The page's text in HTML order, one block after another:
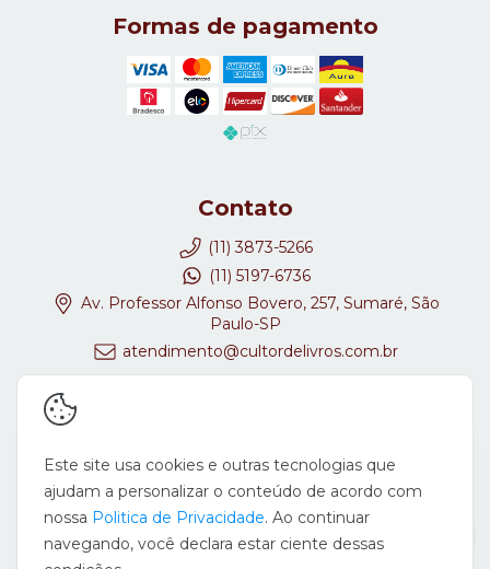
Formas de pagamento
Contato
(11) 3873-5266
(11) 5197-6736
Av. Professor Alfonso Bovero, 257, Sumaré, São
Paulo-SP
atendimento@cultordelivros.com.br
Este site usa cookies e outras tecnologias que
ajudam a personalizar o conteúdo de acordo com
nossa Politica de Privacidade. Ao continuar
navegando, você declara estar ciente dessas